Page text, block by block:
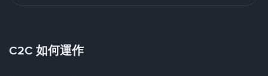
C2C 如何運作